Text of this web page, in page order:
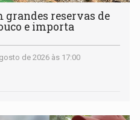
grandes reservas de
e importa
de 2026 às 17:00